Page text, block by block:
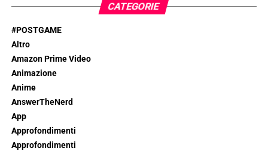
CATEGORIE
#POSTGAME
Altro
Amazon Prime Video
Animazione
Anime
AnswerTheNerd
App
Approfondimenti
Approfondimenti